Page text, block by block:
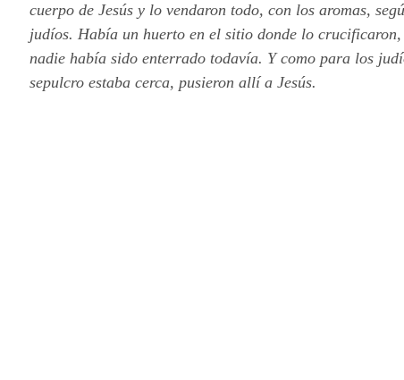
cuerpo de Jesús y lo vendaron todo, con los aromas,
judíos. Había un huerto en el sitio donde lo
nadie había sido enterrado todavía. Y como para los
sepulcro estaba cerca, pusieron allí a Jesús.